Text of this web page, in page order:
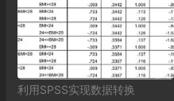
利用SPSS实现数据转换